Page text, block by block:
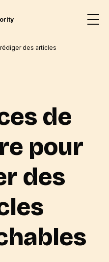
des articles
de
pour
des